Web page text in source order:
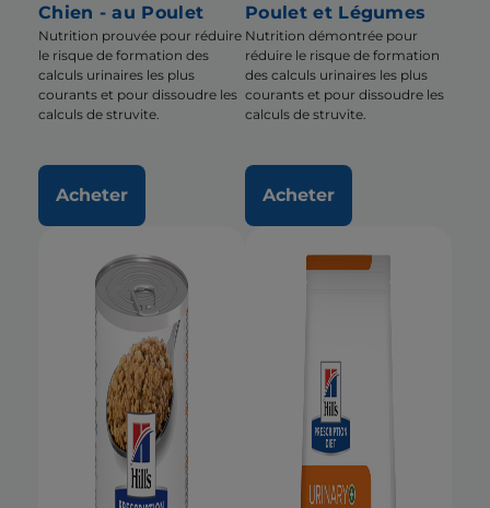
Chien - au Poulet
Nutrition prouvée pour réduire
le risque de formation des
calculs urinaires les plus
courants et pour dissoudre les
calculs de struvite.
Acheter
Poulet et Légumes
Nutrition démontrée pour
réduire le risque de formation
des calculs urinaires les plus
courants et pour dissoudre les
calculs de struvite.
Acheter